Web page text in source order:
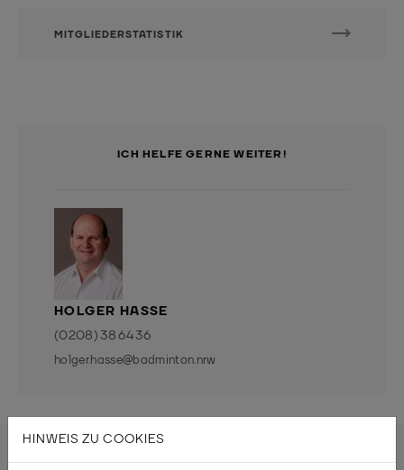
MITGLIEDERSTATISTIK
ICH HELFE GERNE WEITER!
HOLGER HASSE
(0208) 38 64 36
holger.hasse@badminton.nrw
HINWEIS ZU COOKIES